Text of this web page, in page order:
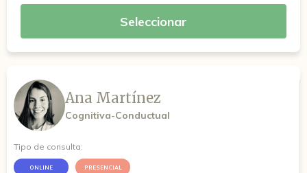
Seleccionar
Ana Martínez
Cognitiva-Conductual
Tipo de consulta:
ONLINE PRESENCIAL